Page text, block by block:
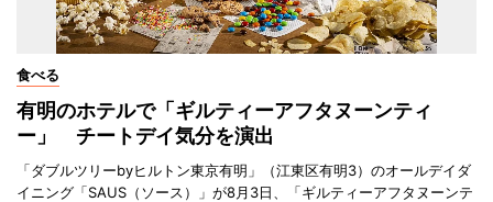
食べる
有明のホテルで「ギルティーアフタヌーンティ
ー」 チートデイ気分を演出
「ダブルツリーbyヒルトン東京有明」（江東区有明3）のオールデイダ
イニング「SAUS（ソース）」が8月3日、「ギルティーアフタヌーンテ